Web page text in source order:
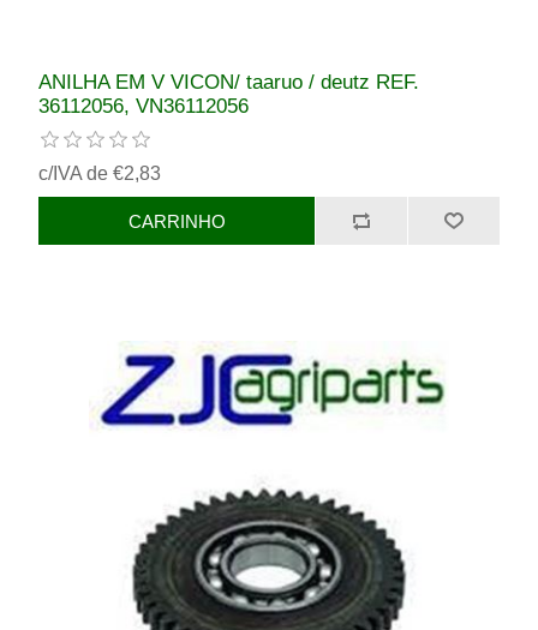
ANILHA EM V VICON/ taaruo / deutz REF.
36112056, VN36112056
c/IVA de €2,83